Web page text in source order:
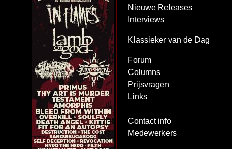
Nieuwe Releases
Interviews
Klassieker van de Dag
Forum
Columns
Prijsvragen
Links
Contact info
Medewerkers